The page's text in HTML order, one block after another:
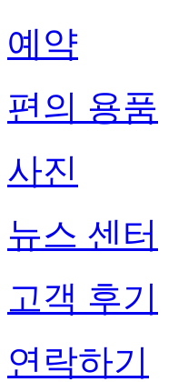
예약
편의 용품
사진
뉴스 센터
고객 후기
연락하기